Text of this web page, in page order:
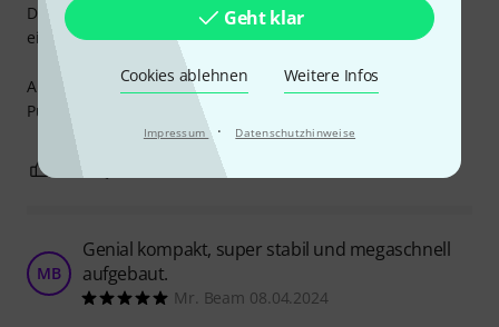
Geht klar
Cookies ablehnen Weitere Infos
Impressum · Datenschutzhinweise
Durch öffnen der vier Schrauben lässt sich der Ständer
einfach und schnell in Breite und Höhe verstellen.
Aufgrund der geringen Tiefe von 35cm ziehe ich einen
Punkt an Stabilität ab.
BEWERTUNG MELDEN
MB
Genial kompakt, super stabil und megaschnell
aufgebaut.
Mr. Beam 08.04.2024